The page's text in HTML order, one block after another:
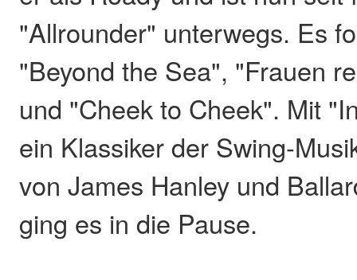
"Allrounder" unterwegs. Es
"Beyond the Sea", "Frauen
und "Cheek to Cheek". Mit
ein Klassiker der Swing-
von James Hanley und
ging es in die Pause.